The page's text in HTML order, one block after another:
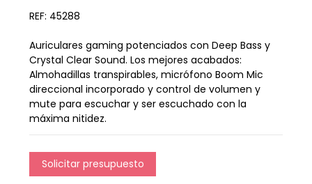
REF: 45288
Auriculares gaming potenciados con Deep Bass y
Crystal Clear Sound. Los mejores acabados:
Almohadillas transpirables, micrófono Boom Mic
direccional incorporado y control de volumen y
mute para escuchar y ser escuchado con la
máxima nitidez.
Solicitar presupuesto